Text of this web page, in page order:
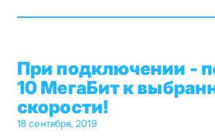
При подключении -
10 МегаБит к
скорости!
18 сентября, 2019